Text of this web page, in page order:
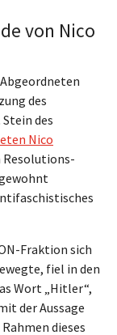
von Nico
des
des
Nico
Resolutions-
Fraktion sich
fiel in den
Wort „Hitler“,
der Aussage
dieses